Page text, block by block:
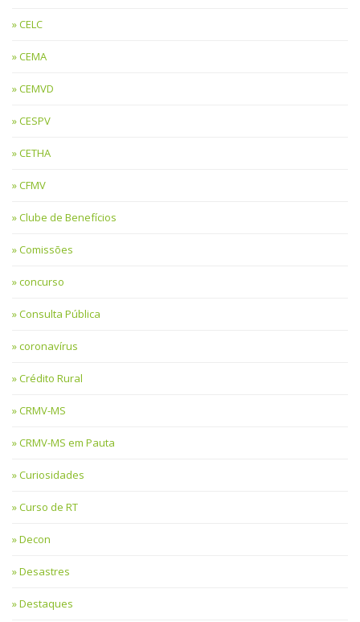
CELC
CEMA
CEMVD
CESPV
CETHA
CFMV
Clube de Benefícios
Comissões
concurso
Consulta Pública
coronavírus
Crédito Rural
CRMV-MS
CRMV-MS em Pauta
Curiosidades
Curso de RT
Decon
Desastres
Destaques